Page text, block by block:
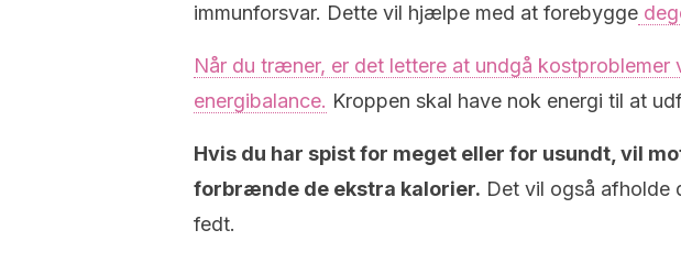
immunforsvar. Dette vil hjælpe med at forebygge
Når du træner, er det lettere at undgå kostproblemer
energibalance. Kroppen skal have nok energi til at
Hvis du har spist for meget eller for usundt, vil
forbrænde de ekstra kalorier. Det vil også afholde
fedt.